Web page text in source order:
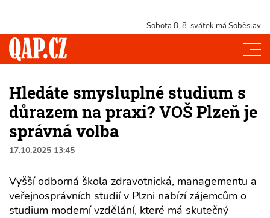
Sobota 8. 8. svátek má Soběslav
Hledáte smysluplné studium s
důrazem na praxi? VOŠ Plzeň je
správná volba
17.10.2025 13:45
Vyšší odborná škola zdravotnická, managementu a
veřejnosprávních studií v Plzni nabízí zájemcům o
studium moderní vzdělání, které má skutečný